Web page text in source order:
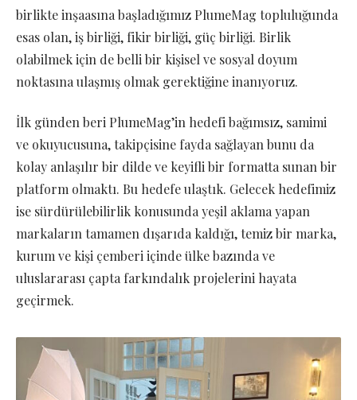
birlikte inşaasına başladığımız PlumeMag topluluğunda
esas olan, iş birliği, fikir birliği, güç birliği. Birlik
olabilmek için de belli bir kişisel ve sosyal doyum
noktasına ulaşmış olmak gerektiğine inanıyoruz.
İlk günden beri PlumeMag’in hedefi bağımsız, samimi
ve okuyucusuna, takipçisine fayda sağlayan bunu da
kolay anlaşılır bir dilde ve keyifli bir formatta sunan bir
platform olmaktı. Bu hedefe ulaştık. Gelecek hedefimiz
ise sürdürülebilirlik konusunda yeşil aklama yapan
markaların tamamen dışarıda kaldığı, temiz bir marka,
kurum ve kişi çemberi içinde ülke bazında ve
uluslararası çapta farkındalık projelerini hayata
geçirmek.